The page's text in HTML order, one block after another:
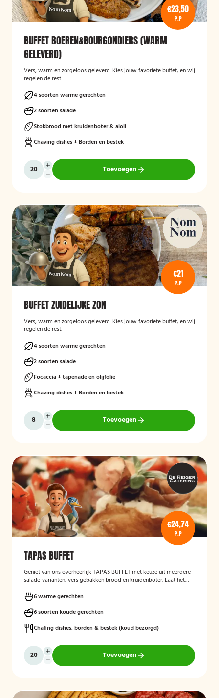
€23,50
P.P
BUFFET BOEREN&BOURGONDIERS (WARM
GELEVERD)
Vers, warm en zorgeloos geleverd. Kies jouw favoriete buffet, en wij
regelen de rest.
4 soorten warme gerechten
2 soorten salade
Stokbrood met kruidenboter & aioli
Chaving dishes + Borden en bestek
Toevoegen
€21
P.P
BUFFET ZUIDELIJKE ZON
Vers, warm en zorgeloos geleverd. Kies jouw favoriete buffet, en wij
regelen de rest.
4 soorten warme gerechten
2 soorten salade
Focaccia + tapenade en olijfolie
Chaving dishes + Borden en bestek
Toevoegen
€24,74
P.P
TAPAS BUFFET
Geniet van ons overheerlijk TAPAS BUFFET met keuze uit meerdere
salade-varianten, vers gebakken brood en kruidenboter. Laat het
6 warme gerechten
6 soorten koude gerechten
Chafing dishes, borden & bestek (koud bezorgd)
Toevoegen